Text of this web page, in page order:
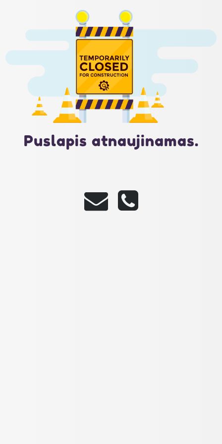
Puslapis atnaujinamas.